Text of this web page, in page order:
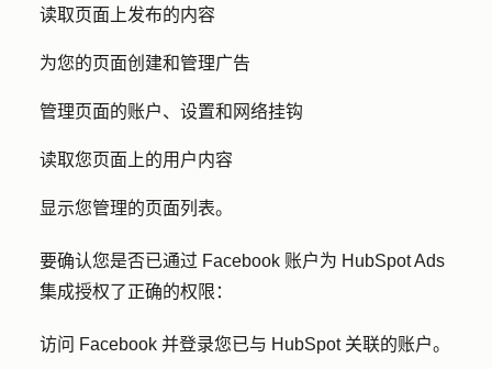
读取页面上发布的内容
为您的页面创建和管理广告
管理页面的账户、设置和网络挂钩
读取您页面上的用户内容
显示您管理的页面列表。
要确认您是否已通过 Facebook 账户为 HubSpot Ads
集成授权了正确的权限：
访问 Facebook 并登录您已与 HubSpot 关联的账户。